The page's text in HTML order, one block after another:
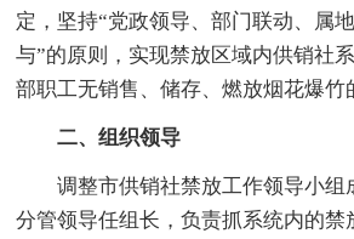
定，坚持“党政领导、部门联动、属
与”的原则，实现禁放区域内供销社
部职工无销售、储存、燃放烟花爆竹
二、组织领导
调整市供销社禁放工作领导小组
分管领导任组长，负责抓系统内的禁